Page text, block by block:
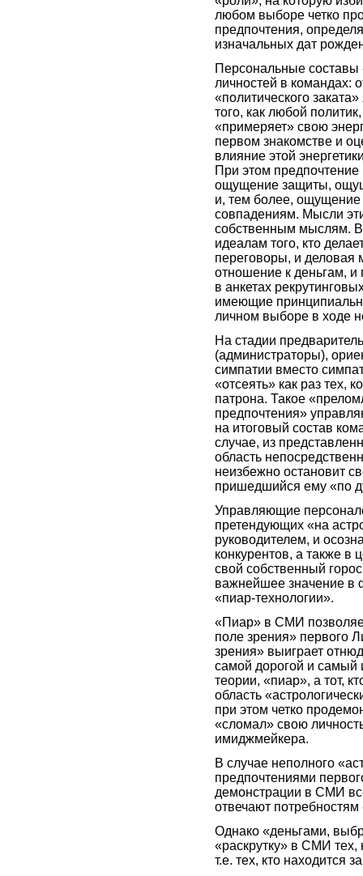
любом выборе четко
предпочтения,
изначальных дат
Персональные составы
личностей в командах:
«политического
того, как любой
«примеряет» свою
первом знакомстве и
влияние этой
При этом
ощущение защиты,
и, тем более, ощущение
совпадениям. Мысли
собственным мыслям. В
идеалам того, кто
переговоры, и деловая
отношение к деньгам,
в анкетах
имеющие
личном выборе в ходе
На стадии
(администраторы),
симпатии вместо
«отсеять» как раз тех,
патрона. Такое
предпочтения»
на итоговый состав
случае, из
область
неизбежно остановит
пришедшийся ему «по
Управляющие
претендующих «на
руководителем, и
конкурентов, а также в
свой собственный
важнейшее значение в
«пиар-технологии».
«Пиар» в СМИ
поле зрения» первого
зрения» выиграет
самой дорогой и самый
теории, «пиар», а тот,
область
при этом четко
«сломал» свою
имиджмейкера.
В случае неполного
предпочтениями
демонстрации в СМИ
отвечают
Однако «деньгами,
«раскрутку» в СМИ тех,
т.е. тех, кто находится